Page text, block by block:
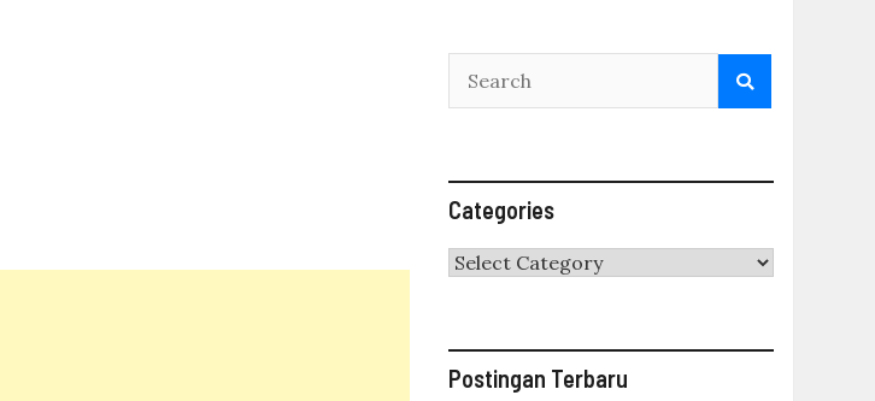
Categories
Categories
Postingan Terbaru